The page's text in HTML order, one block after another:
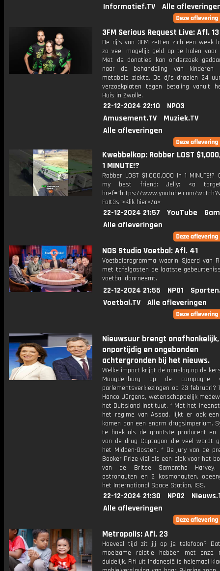
Informatief.TV
Alle
3FM Serious Request Live: Afl. 13
De dj's van 3FM zetten zich een week
zo veel mogelijk geld op te halen voor
Met de donaties kan onderzoek
naar de behandeling van kinderen
metabole ziekte. De dj's draaien 24
verzoekplaten tegen betaling vanuit
Huis in Zwolle.
22-12-2024 22:10
NPO3
Amusement.TV
Muziek.TV
Alle afleveringen
Kwebbelkop: Robber LOST
1 MINUTE!?
Robber LOST $1,000,000 In 1 MINUTE!?
my best friend: Jelly: <a
href="https://www.youtube.com/
FoIt3s">Klik hier</a>
22-12-2024 21:57 YouTube
Alle afleveringen
NOS Studio Voetbal: Afl. 41
Voetbalprogramma waarin Sjoerd van
met tafelgasten de laatste
voetbal doorneemt.
22-12-2024 21:55 NPO1
Voetbal.TV
Alle afleveringen
Nieuwsuur brengt onafhankelijk,
onpartijdig en ongebonden
achtergronden bij het nieuws.
Welke impact krijgt de aanslag op de
Maagdenburg op de campagne
parlementsverkiezingen op 23 februari?
Hanco Jürgens, wetenschappelijk
het Duitsland Instituut. * Met het
het regime van Assad, lijkt er ook
komen aan een enorm drugsimperium.
te boek als de grootste producent en
van de drug Captagon die veel wordt
het Midden-Oosten. * De jury van de
Booker Prize viel als een blok voor het
van de Britse Samantha
astronauten en 2 kosmonauten,
het International Space Station, ISS.
22-12-2024 21:30 NPO2
Alle afleveringen
Metropolis: Afl. 23
Hoeveel tijd zit jij op je telefoon?
moeizame relatie hebben met onze
duidelijk. Fifi uit Indonesië is helemaal